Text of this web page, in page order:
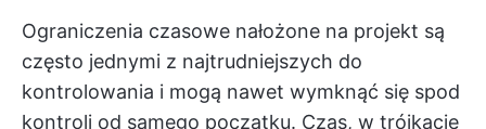
Ograniczenia czasowe nałożone na projekt są
często jednymi z najtrudniejszych do
kontrolowania i mogą nawet wymknąć się spod
kontroli od samego początku. Czas, w trójkącie